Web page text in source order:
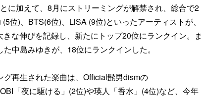
に加えて、8月にストリーミングが解禁され、総合で2
位)、BTS(6位)、LiSA (9位)といったアーティストが、
な伸びを記録し、新たにトップ20位にランクイン。ま
中島みゆきが、18位にランクインした。
再生された楽曲は、Official髭男dismの
「夜に駆ける」(2位)や瑛人「香水」(4位)など、今年